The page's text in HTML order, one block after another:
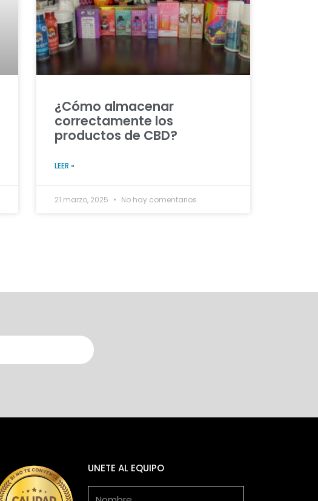
¿Cómo almacenar
correctamente los
productos de CBD?
LEER »
21 marzo, 2025 No hay comentarios
UNETE AL EQUIPO